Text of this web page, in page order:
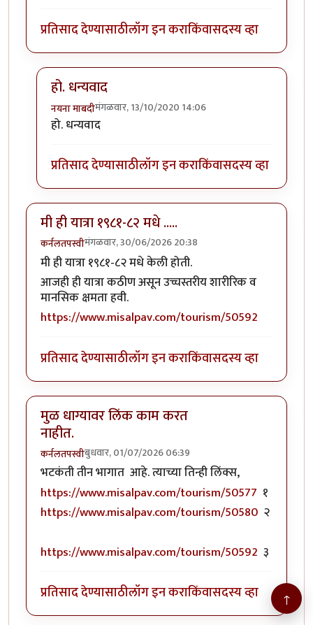
प्रतिसाद देण्यासाठीलॉग इन कराकिंवासदस्य व्हा
हो. धन्यवाद
नयना माबदीमंगळवार, 13/10/2020 14:06
In reply to
हो. धन्यवाद
प्रतिसाद देण्यासाठीलॉग इन कराकिंवासदस्य व्हा
मी ही यात्रा १९८१-८२ मधे .....
कर्नलतपस्वीमंगळवार, 30/06/2026 20:38
मी ही यात्रा १९८१-८२ मधे केली होती.
आजही ही यात्रा कठीण असून उच्चस्तरीय शारीरिक व
मानसिक क्षमता हवी.
https://www.misalpav.com/tourism/50592
प्रतिसाद देण्यासाठीलॉग इन कराकिंवासदस्य व्हा
मुळ धाग्यावर लिंक काम करत
नाहीत.
कर्नलतपस्वीबुधवार, 01/07/2026 06:39
भटकंती तीन भागात आहे. त्याच्या तिन्ही लिंक्स,
https://www.misalpav.com/tourism/50577 १
https://www.misalpav.com/tourism/50580 २
https://www.misalpav.com/tourism/50592 ३
प्रतिसाद देण्यासाठीलॉग इन कराकिंवासदस्य व्हा ↑